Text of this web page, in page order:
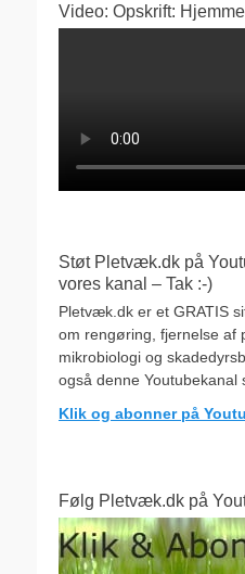
Video: Opskrift:
Støt Pletvæk.dk på
vores kanal – Tak :-)
Pletvæk.dk er et GRATIS
om rengøring, fjernelse af
mikrobiologi og
også denne Youtubekanal
Klik og abonner på
Følg Pletvæk.dk på